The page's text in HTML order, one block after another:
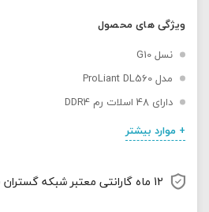
ویژگی های محصول
نسل G10
مدل ProLiant DL560
دارای 48 اسلات رم DDR4
+ موارد بیشتر
12 ماه گارانتی معتبر شبکه گستران فرابورس